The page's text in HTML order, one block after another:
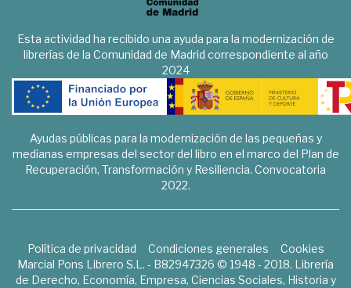
Esta actividad ha recibido una ayuda para la modernización de
librerías de la Comunidad de Madrid correspondiente al año
2024
Ayudas públicas para la modernización de las pequeñas y
medianas empresas del sector del libro en el marco del Plan de
Recuperación, Transformación y Resiliencia. Convocatoria
2022.
Política de privacidad Condiciones generales
Cookies
Marcial Pons Librero S.L. - B82947326 © 1948 - 2018. Librería
de Derecho, Economía, Empresa, Ciencias Sociales, Historia y